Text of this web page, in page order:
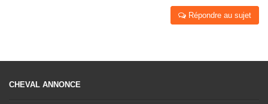
Répondre au sujet
CHEVAL ANNONCE